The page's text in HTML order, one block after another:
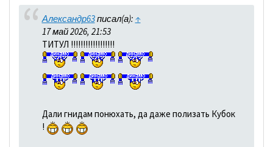
Александр63писал(а): ↑
17 май 2026, 21:53
ТИТУЛ !!!!!!!!!!!!!!!!!!
Дали гнидам понюхать, да даже полизать Кубок
!